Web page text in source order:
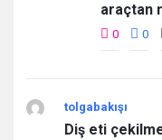
araçtan
0 0
tolgabakışı
Diş eti